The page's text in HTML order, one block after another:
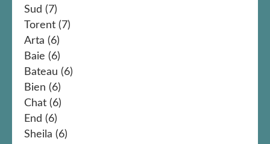
Sud (7)
Torent (7)
Arta (6)
Baie (6)
Bateau (6)
Bien (6)
Chat (6)
End (6)
Sheila (6)